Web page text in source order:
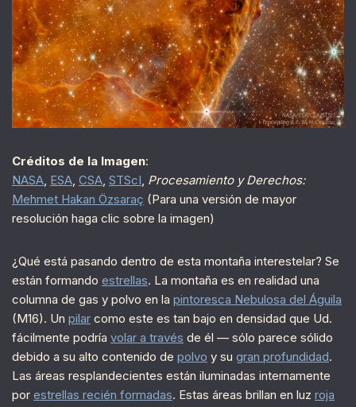
Créditos de la Imagen:
NASA ESA CSA STScI Procesamiento y Derechos:
Mehmet Hakan Özsaraç (Para una versión de mayor
resolución haga clic sobre la imagen)
¿Qué está pasando dentro de esta montaña interestelar? Se
están formando estrellas. La montaña es en realidad una
columna de gas y polvo en la pintoresca Nebulosa del Águila
(M16). Un pilar como este es tan bajo en densidad que Ud.
fácilmente podría volar a través de él — sólo parece sólido
debido a su alto contenido de polvo y su gran profundidad.
Las áreas resplandecientes están iluminadas internamente
por estrellas recién formadas. Estas áreas brillan en luz roja